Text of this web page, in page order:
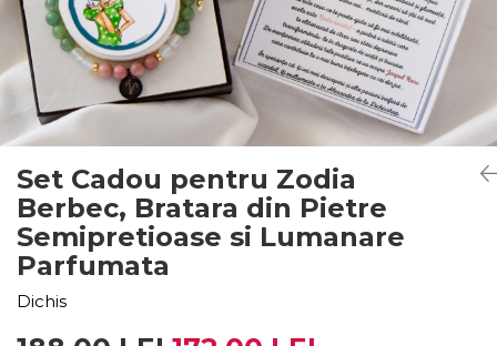
Bratari cu Argint pt Copii
Bratara Identificare Copii
PERSONALIZATE
Bratari cu Nume
Bratari cu Mesaje Motivationale
Bratari Personalizate pt. BARBATI
dragi
Bratari Personalizate FEMEI iubite
Bratari Personalizate pt CUPLURI
Cadouri pentru Nasi
Onomastica
Aniversare Casatorie
Cadouri Prieteni
Cadouri Amuzante
Cadouri de Casa Noua
Seturi Cadou
Set Cadou pentru Zodia
Berbec, Bratara din Pietre
Semipretioase si Lumanare
Parfumata
Dichis